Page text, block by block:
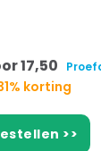
17,50
korting
>>